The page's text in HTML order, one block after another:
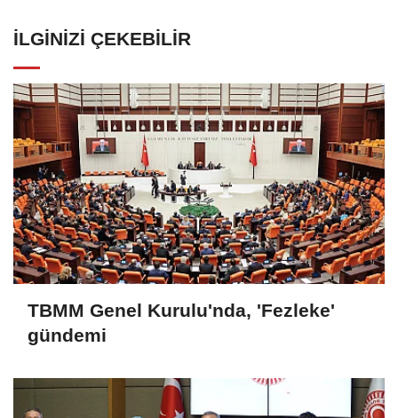
İLGINIZI ÇEKEBILIR
TBMM Genel Kurulu'nda, 'Fezleke'
gündemi